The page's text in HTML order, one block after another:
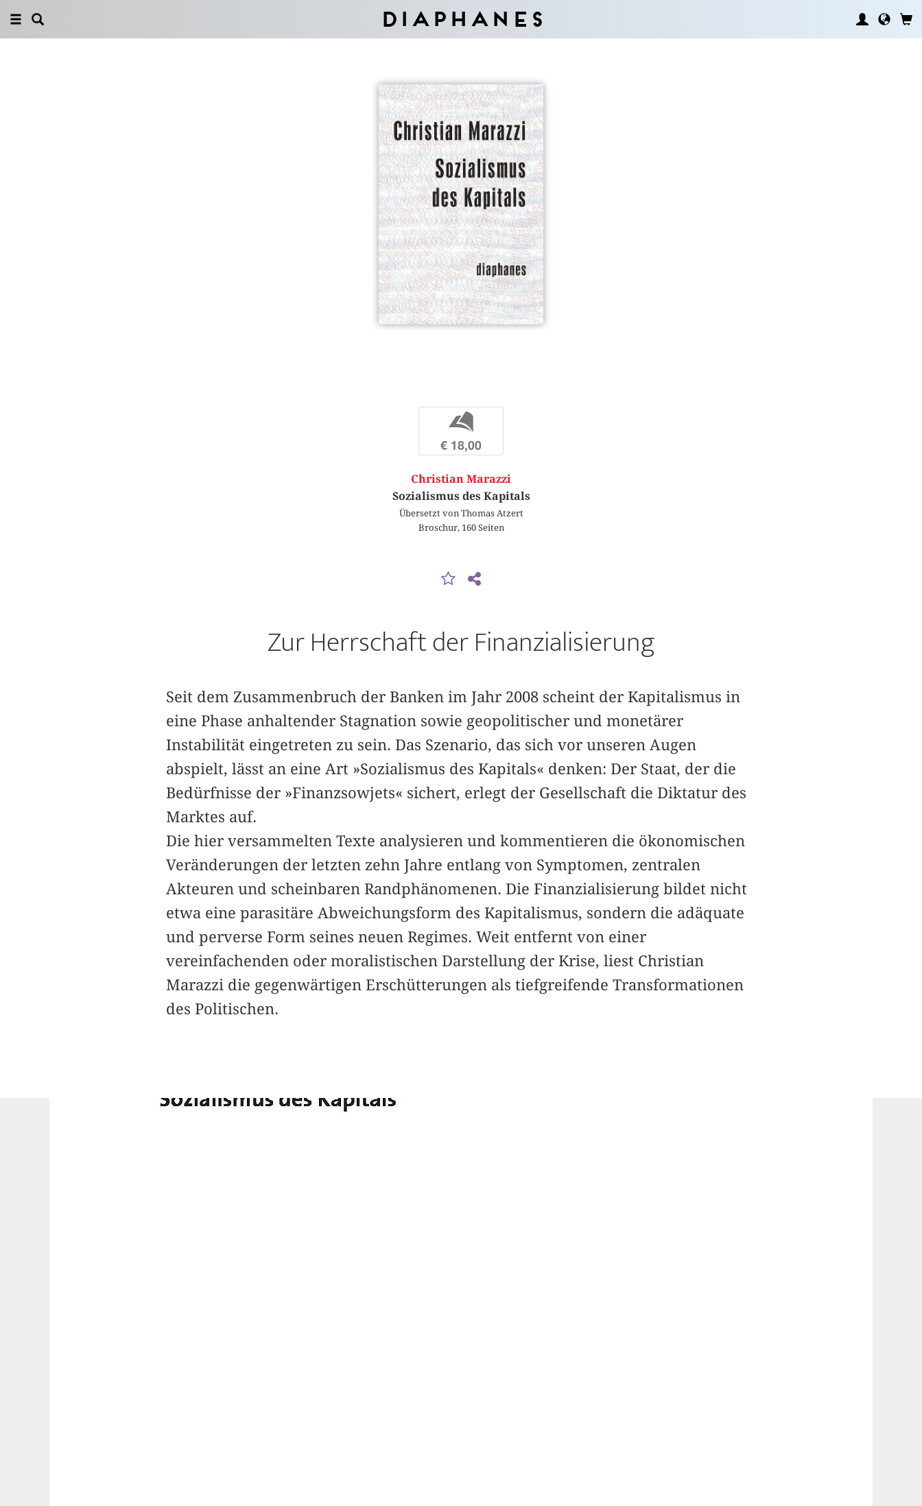
Diaphanes
b
€ 18,00
Christian Marazzi
Sozialismus des Kapitals
Übersetzt von Thomas Atzert
Broschur, 160 Seiten
Zur Herrschaft der Finanzialisierung
Seit dem Zusammenbruch der Banken im Jahr 2008 scheint der Kapitalismus in
eine Phase anhaltender Stagnation sowie geopolitischer und monetärer
Instabilität eingetreten zu sein. Das Szenario, das sich vor unseren Augen
abspielt, lässt an eine Art »Sozialismus des Kapitals« denken: Der Staat, der die
Bedürfnisse der »Finanzsowjets« sichert, erlegt der Gesellschaft die Diktatur des
Marktes auf.
Die hier versammelten Texte analysieren und kommentieren die ökonomischen
Veränderungen der letzten zehn Jahre entlang von Symptomen, zentralen
Akteuren und scheinbaren Randphänomenen. Die Finanzialisierung bildet nicht
etwa eine parasitäre Abweichungsform des Kapitalismus, sondern die adäquate
und perverse Form seines neuen Regimes. Weit entfernt von einer
vereinfachenden oder moralistischen Darstellung der Krise, liest Christian
Marazzi die gegenwärtigen Erschütterungen als tiefgreifende Transformationen
des Politischen.